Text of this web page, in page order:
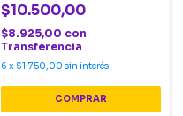
$10.500,00
$8.925,00 con
Transferencia
6 x $1.750,00 sin interés